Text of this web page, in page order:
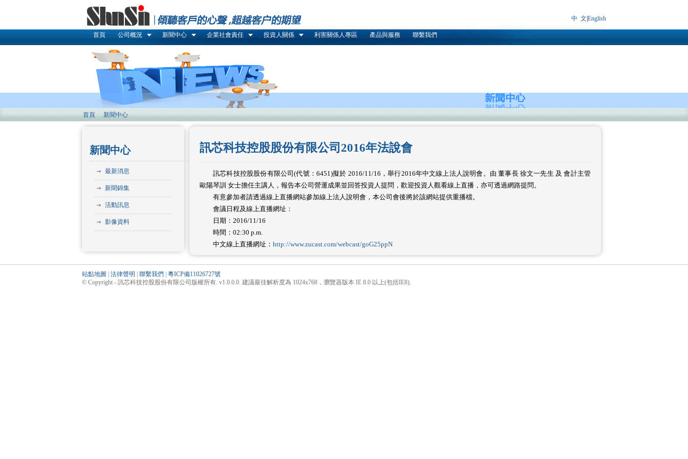
中 文 English
首頁 公司概況 新聞中心 企業社會責任 投資人關係 利害關係人專區 產品與服務 聯繫我們
首頁 新聞中心
新聞中心
最新消息
新聞錦集
活動訊息
影像資料
訊芯科技控股股份有限公司2016年法說會
訊芯科技控股股份有限公司(代號：6451)擬於 2016/11/16，舉行2016年中文線上法人說明會。由 董事長 徐文一先生 及 會計主管
歐陽琴訓 女士擔任主講人，報告本公司營運成果並回答投資人提問，歡迎投資人觀看線上直播，亦可透過網路提問。
有意參加者請透過線上直播網站參加線上法人說明會，本公司會後將於該網站提供重播檔。
會議日程及線上直播網址：
日期：2016/11/16
時間：02:30 p.m.
中文線上直播網址： http://www.zucast.com/webcast/goG25ppN
站點地圖 法律聲明 聯繫我們
粵ICP備11026727號
© Copyright - 訊芯科技控股股份有限公司版權所有. v1.0.0.0. 建議最佳解析度為 1024x768，瀏覽器版本 IE 8.0 以上(包括IE8).